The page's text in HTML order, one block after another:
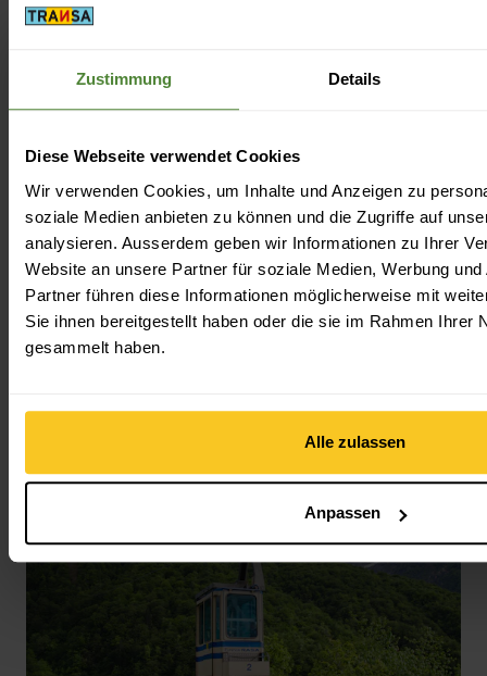
Zustimmung Details
Diese Webseite verwendet Cookies
Wir verwenden Cookies, um Inhalte und Anzeigen zu
soziale Medien anbieten zu können und die Zugriffe auf
analysieren. Ausserdem geben wir Informationen zu Ihrer
Website an unsere Partner für soziale Medien, Werbung
Partner führen diese Informationen möglicherweise mit
Sie ihnen bereitgestellt haben oder die sie im Rahmen Ihrer
gesammelt haben.
Alle zulassen
Anpassen
möglich (grosses Bild zuoberst). Kleine Steinhäuser mit
Zeit. Als einziges Dorf im Tessin ist Rasa nicht an das
eine Seilbahn. Fünf Minuten dauert eine Fahrt von
Verdasio, von März bis November ist dies möglich.
Rasa eignet sich wunderbar für weitere Ausflüge und
ist ein Ausgangspunkt für viele Wanderungen im Tessin.
Regionale Spezialitäten bietet das Restaurant Grotto
Campo Rasa. Etwas oberhalb des Dörfchens hängt
zwischen den Bäumen eine von fünf «Swing the World»-
Schaukeln, die im Tessin verteilt sind und einen